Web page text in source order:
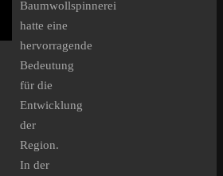
Baumwollspinnerei
hatte eine
hervorragende
Bedeutung
für die
Entwicklung
der
Region.
In der